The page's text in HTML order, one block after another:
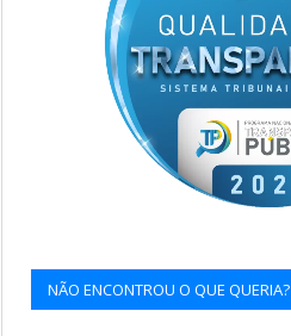
NÃO ENCONTROU O QUE QUERIA?